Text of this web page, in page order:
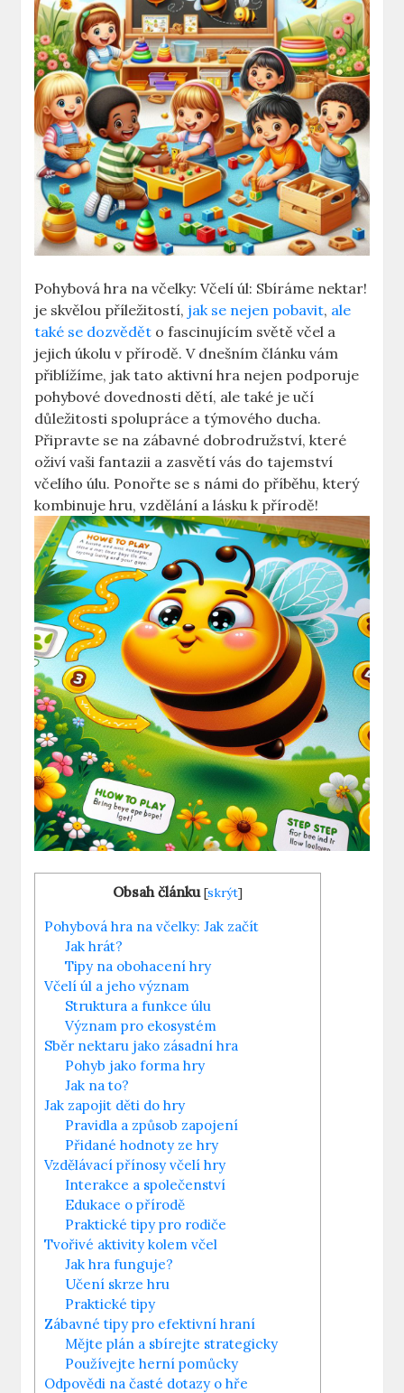
Pohybová hra na včelky: Včelí úl: Sbíráme nektar!
je skvělou příležitostí, jak se nejen pobavit, ale
také se dozvědět o fascinujícím světě včel a
jejich úkolu v přírodě. V dnešním článku vám
přiblížíme, jak tato aktivní hra nejen podporuje
pohybové dovednosti dětí, ale také je učí
důležitosti spolupráce a týmového ducha.
Připravte se na zábavné dobrodružství, které
oživí vaši fantazii a zasvětí vás do tajemství
včelího úlu. Ponořte se s námi do příběhu, který
kombinuje hru, vzdělání a lásku k přírodě!
Obsah článku [skrýt]
Pohybová hra na včelky: Jak začít
Jak hrát?
Tipy na obohacení hry
Včelí úl a jeho význam
Struktura a funkce úlu
Význam pro ekosystém
Sběr nektaru jako zásadní hra
Pohyb jako forma hry
Jak na to?
Jak zapojit děti do hry
Pravidla a způsob zapojení
Přidané hodnoty ze hry
Vzdělávací přínosy včelí hry
Interakce a společenství
Edukace o přírodě
Praktické tipy pro rodiče
Tvořivé aktivity kolem včel
Jak hra funguje?
Učení skrze hru
Praktické tipy
Zábavné tipy pro efektivní hraní
Mějte plán a sbírejte strategicky
Používejte herní pomůcky
Odpovědi na časté dotazy o hře